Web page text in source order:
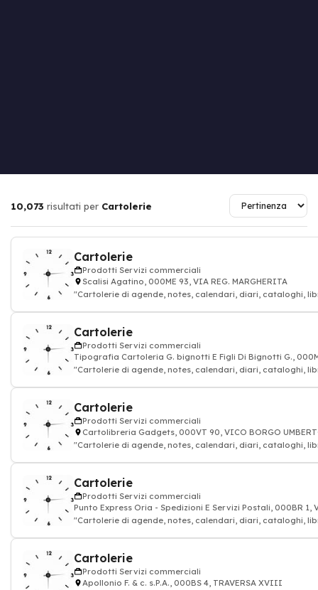
10,073 risultati per Cartolerie
Cartolerie
Prodotti Servizi commerciali
Scalisi Agatino, 000ME 93, VIA REG. MARGHERITA
"Cartolerie di agende, notes, calendari, diari, cataloghi,
Cartolerie
Prodotti Servizi commerciali
Tipografia Cartoleria G. bignotti E Figli Di Bignotti G.,
"Cartolerie di agende, notes, calendari, diari, cataloghi,
Cartolerie
Prodotti Servizi commerciali
Cartolibreria Gadgets, 000VT 90, VICO BORGO
"Cartolerie di agende, notes, calendari, diari, cataloghi,
Cartolerie
Prodotti Servizi commerciali
Punto Express Oria - Spedizioni E Servizi Postali, 000BR 1,
"Cartolerie di agende, notes, calendari, diari, cataloghi,
Cartolerie
Prodotti Servizi commerciali
Apollonio F. & c. s.P.A., 000BS 4, TRAVERSA XVIII